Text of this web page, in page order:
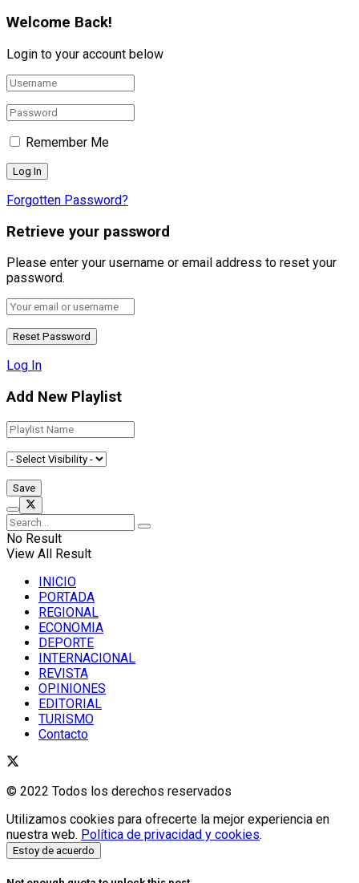
Welcome Back!
Login to your account below
Remember Me
Forgotten Password?
Retrieve your password
Please enter your username or email address to reset your
password.
Log In
Add New Playlist
No Result
View All Result
INICIO
PORTADA
REGIONAL
ECONOMIA
DEPORTE
INTERNACIONAL
REVISTA
OPINIONES
EDITORIAL
TURISMO
Contacto
© 2022 Todos los derechos reservados
Utilizamos cookies para ofrecerte la mejor experiencia en
nuestra web. Política de privacidad y cookies.
Estoy de acuerdo